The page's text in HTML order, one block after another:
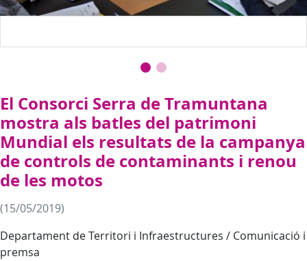
El Consorci Serra de Tramuntana
mostra als batles del patrimoni
Mundial els resultats de la campanya
de controls de contaminants i renou
de les motos
(15/05/2019)
Departament de Territori i Infraestructures / Comunicació i
premsa